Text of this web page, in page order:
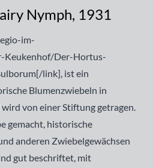
Nymph, 1931
im-
Keukenhof/Der-Hortus-
link], ist ein
Blumenzwiebeln in
von einer Stiftung getragen.
gemacht, historische
anderen Zwiebelgewächsen
gut beschriftet, mit